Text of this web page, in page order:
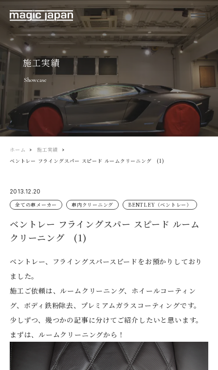
施工実績
Showcase
ホーム
施工実績
ベントレー フライングスパー スピード ルームクリーニング (1)
2013.12.20
全ての車メーカー
車内クリーニング BENTLEY（ベントレー）
ベントレー フライングスパー スピード ルーム
クリーニング (1)
ベントレー、フライングスパースピードをお預かりしており
ました。
施工ご依頼は、ルームクリーニング、ホイールコーティン
グ、ボディ鉄粉除去、プレミアムガラスコーティングです。
少しずつ、幾つかの記事に分けてご紹介したいと思います。
まずは、ルームクリーニングから！